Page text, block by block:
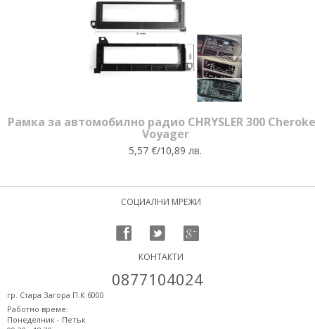
Рамка за автомобилно радио CHRYSLER 300
Voyager
5,57 €/10,89 лв.
СОЦИАЛНИ МРЕЖИ
КОНТАКТИ
0877104024
гр. Стара Загора П.К 6000
Работно време:
Понеделник - Петък